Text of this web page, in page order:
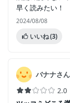
早く読みたい！
2024/08/08
いいね(3)
バナナさん
2.0